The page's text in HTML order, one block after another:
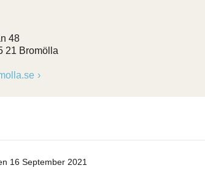
48
21 Bromölla
16 September 2021